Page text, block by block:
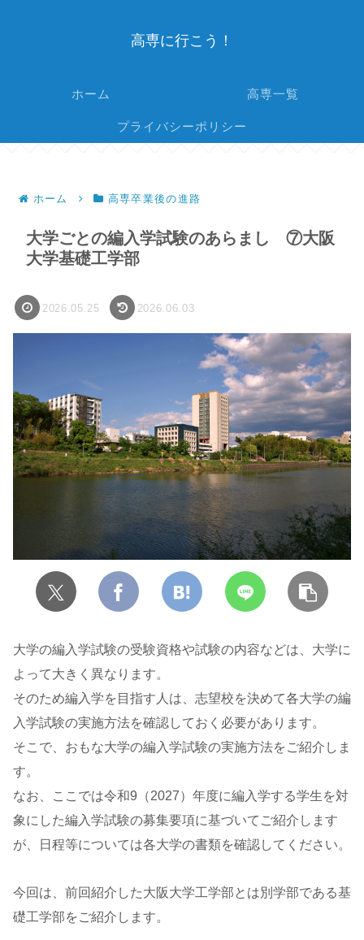
高専に行こう！
ホーム 高専一覧
プライバシーポリシー
ホーム 高専卒業後の進路
大学ごとの編入学試験のあらまし ⑦大阪
大学基礎工学部
2026.05.25 2026.06.03
大学の編入学試験の受験資格や試験の内容などは、大学に
よって大きく異なります。
そのため編入学を目指す人は、志望校を決めて各大学の編
入学試験の実施方法を確認しておく必要があります。
そこで、おもな大学の編入学試験の実施方法をご紹介しま
す。
なお、ここでは令和9（2027）年度に編入学する学生を対
象にした編入学試験の募集要項に基づいてご紹介します
が、日程等については各大学の書類を確認してください。
今回は、前回紹介した大阪大学工学部とは別学部である基
礎工学部をご紹介します。